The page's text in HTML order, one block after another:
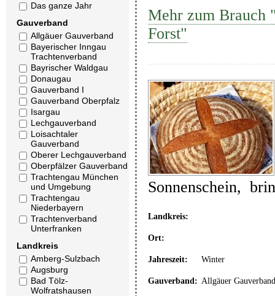
Das ganze Jahr
Gauverband
Allgäuer Gauverband
Bayerischer Inngau
Trachtenverband
Bayrischer Waldgau
Donaugau
Gauverband I
Gauverband Oberpfalz
Isargau
Lechgauverband
Loisachtaler
Gauverband
Oberer Lechgauverband
Oberpfälzer Gauverband
Trachtengau München
und Umgebung
Trachtengau
Niederbayern
Trachtenverband
Unterfranken
Landkreis
Amberg-Sulzbach
Augsburg
Bad Tölz-
Wolfratshausen
Mehr zum Brauch
Forst"
Sonnenschein,
Landkreis:
Ort:
Jahreszeit: Winter
Gauverband: Allgäuer Gauverband